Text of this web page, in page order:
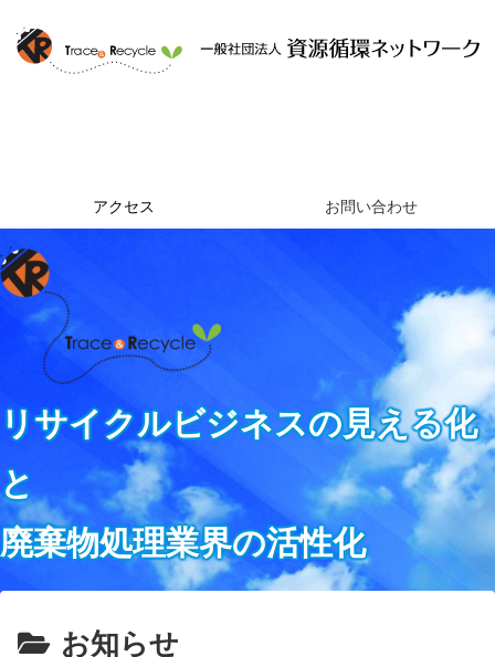
アクセス お問い合わせ
リサイクルビジネスの見える化
と
廃棄物処理業界の活性化
お知らせ